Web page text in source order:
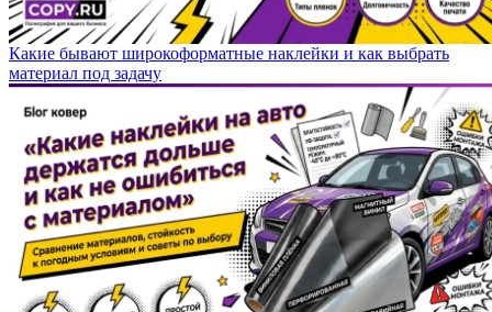
Какие бывают широкоформатные наклейки и как выбрать
материал под задачу